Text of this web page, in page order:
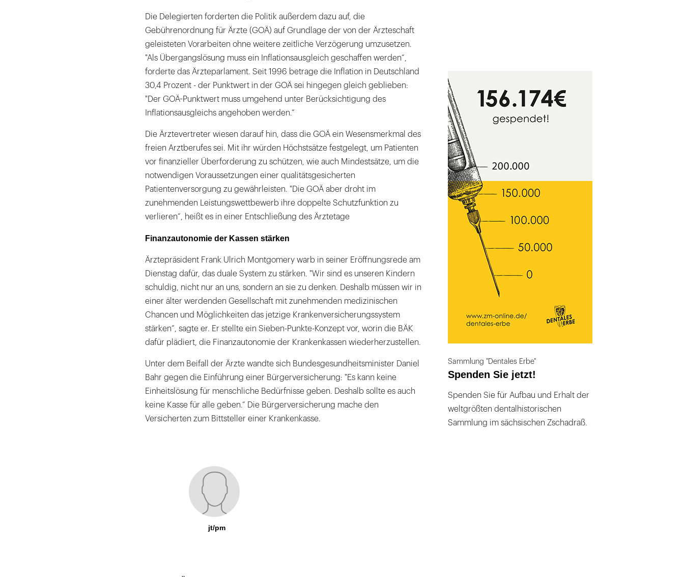
Die Delegierten forderten die Politik außerdem dazu auf, die
Gebührenordnung für Ärzte (GOÄ) auf Grundlage der von der Ärzteschaft
geleisteten Vorarbeiten ohne weitere zeitliche Verzögerung umzusetzen.
"Als Übergangslösung muss ein Inflationsausgleich geschaffen werden“,
forderte das Ärzteparlament. Seit 1996 betrage die Inflation in Deutschland
30,4 Prozent - der Punktwert in der GOÄ sei hingegen gleich geblieben:
"Der GOÄ-Punktwert muss umgehend unter Berücksichtigung des
Inflationsausgleichs angehoben werden.“
Die Ärztevertreter wiesen darauf hin, dass die GOÄ ein Wesensmerkmal des
freien Arztberufes sei. Mit ihr würden Höchstsätze festgelegt, um Patienten
vor finanzieller Überforderung zu schützen, wie auch Mindestsätze, um die
notwendigen Voraussetzungen einer qualitätsgesicherten
Patientenversorgung zu gewährleisten. "Die GOÄ aber droht im
zunehmenden Leistungswettbewerb ihre doppelte Schutzfunktion zu
verlieren“, heißt es in einer Entschließung des Ärztetage
Finanzautonomie der Kassen stärken
Ärztepräsident Frank Ulrich Montgomery warb in seiner Eröffnungsrede am
Dienstag dafür, das duale System zu stärken. "Wir sind es unseren Kindern
schuldig, nicht nur an uns, sondern an sie zu denken. Deshalb müssen wir in
einer älter werdenden Gesellschaft mit zunehmenden medizinischen
Chancen und Möglichkeiten das jetzige Krankenversicherungssystem
stärken“, sagte er. Er stellte ein Sieben-Punkte-Konzept vor, worin die BÄK
dafür plädiert, die Finanzautonomie der Krankenkassen wiederherzustellen.
Unter dem Beifall der Ärzte wandte sich Bundesgesundheitsminister Daniel
Bahr gegen die Einführung einer Bürgerversicherung: "Es kann keine
Einheitslösung für menschliche Bedürfnisse geben. Deshalb sollte es auch
keine Kasse für alle geben.“ Die Bürgerversicherung mache den
Versicherten zum Bittsteller einer Krankenkasse.
jt/pm
Sammlung "Dentales Erbe"
Spenden Sie jetzt!
Spenden Sie für Aufbau und Erhalt der
weltgrößten dentalhistorischen
Sammlung im sächsischen Zschadraß.